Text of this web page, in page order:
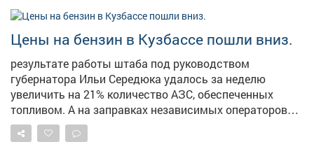
сильных ливней эта лестница регулярно
превращается в бурный водопад, а зимой страдает от
тяжести снега. Напомним, в конце июня в мэрии
сообщали, что началсяремонт лестничного спуска на
Пионерском бульваре. В администрации также
отметили, что его размыло сильным дождем.
Цены на бензин в Кузбассе пошли вниз.
результате работы штаба под руководством
губернатора Ильи Середюка удалось за неделю
увеличить на 21% количество АЗС, обеспеченных
топливом. А на заправках независимых операторов
стоимость горючего начала снижаться. Проехали по
территориям региона и убедились в этом.